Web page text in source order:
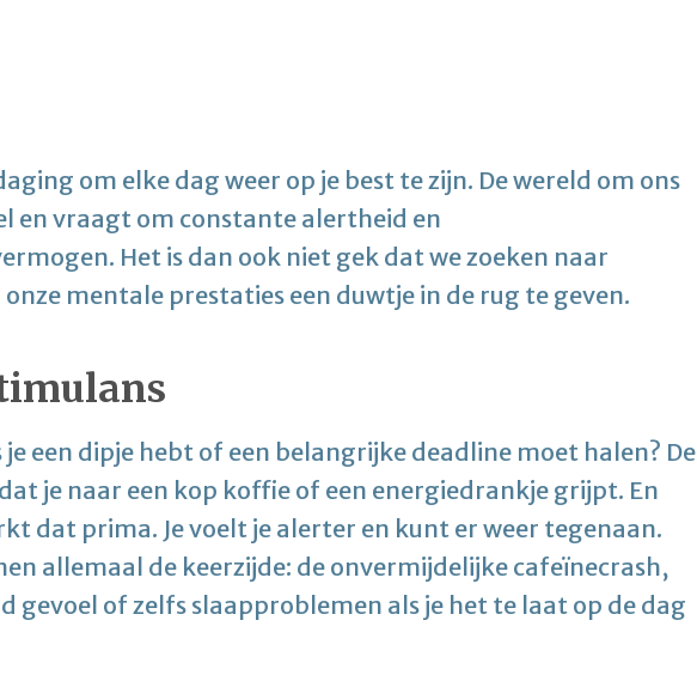
om elke dag weer op je best te zijn. De wereld om ons
en vraagt om constante alertheid en
Het is dan ook niet gek dat we zoeken naar
mentale prestaties een duwtje in de rug te geven.
je een dipje hebt of een belangrijke deadline moet halen? De
je naar een kop koffie of een energiedrankje grijpt. En
dat prima. Je voelt je alerter en kunt er weer tegenaan.
allemaal de keerzijde: de onvermijdelijke cafeïnecrash,
gevoel of zelfs slaapproblemen als je het te laat op de dag